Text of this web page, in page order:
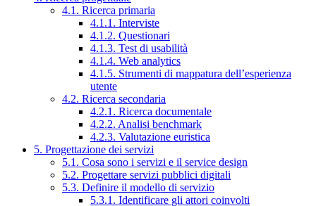
4.1. Ricerca primaria
4.1.1. Interviste
4.1.2. Questionari
4.1.3. Test di usabilità
4.1.4. Web analytics
4.1.5. Strumenti di mappatura dell’esperienza
utente
4.2. Ricerca secondaria
4.2.1. Ricerca documentale
4.2.2. Analisi benchmark
4.2.3. Valutazione euristica
5. Progettazione dei servizi
5.1. Cosa sono i servizi e il service design
5.2. Progettare servizi pubblici digitali
5.3. Definire il modello di servizio
5.3.1. Identificare gli attori coinvolti